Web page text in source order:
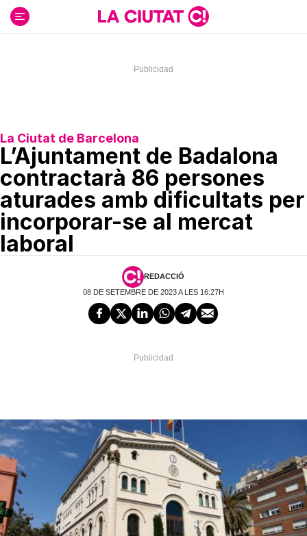
contenido
La Ciutat de Barcelona
L’Ajuntament de Badalona
contractarà 86 persones
aturades amb dificultats per
incorporar-se al mercat
laboral
REDACCIÓ
08 DE SETEMBRE DE 2023 A LES 16:27H